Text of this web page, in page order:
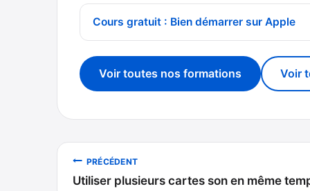
Cours gratuit : Bien démarrer sur Apple
Voir toutes nos formations Voir
Navigation
PRÉCÉDENT
Utiliser plusieurs cartes son en même